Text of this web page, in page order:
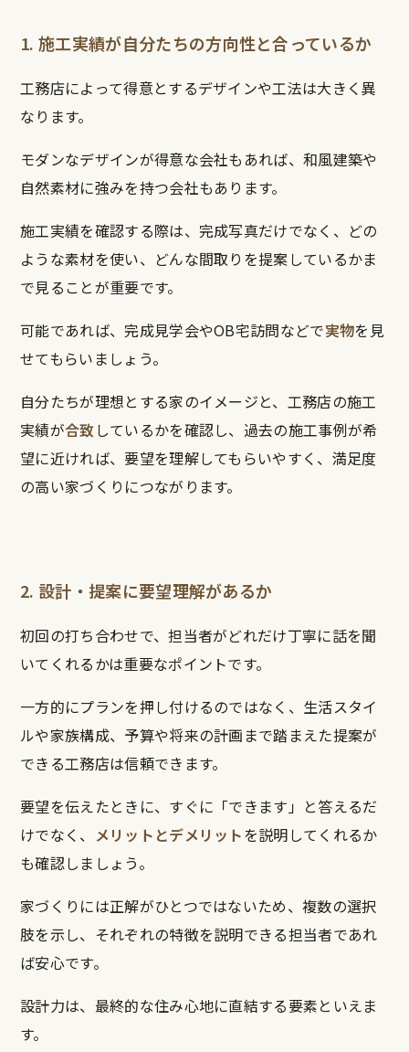
1. 施工実績が自分たちの方向性と合っているか
工務店によって得意とするデザインや工法は大きく異
なります。
モダンなデザインが得意な会社もあれば、和風建築や
自然素材に強みを持つ会社もあります。
施工実績を確認する際は、完成写真だけでなく、どの
ような素材を使い、どんな間取りを提案しているかま
で見ることが重要です。
可能であれば、完成見学会やOB宅訪問などで実物を見
せてもらいましょう。
自分たちが理想とする家のイメージと、工務店の施工
実績が合致 しているかを確認し、過去の施工事例が希
望に近ければ、要望を理解してもらいやすく、満足度
の高い家づくりにつながります。
2. 設計・提案に要望理解があるか
初回の打ち合わせで、担当者がどれだけ丁寧に話を聞
いてくれるかは重要なポイントです。
一方的にプランを押し付けるのではなく、生活スタイ
ルや家族構成、予算や将来の計画まで踏まえた提案が
できる工務店は信頼できます。
要望を伝えたときに、すぐに「できます」と答えるだ
けでなく、 メリットとデメリットを説明してくれるか
も確認しましょう。
家づくりには正解がひとつではないため、複数の選択
肢を示し、それぞれの特徴を説明できる担当者であれ
ば安心です。
設計力は、最終的な住み心地に直結する要素といえま
す。